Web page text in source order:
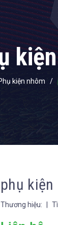
kiện nhôm /
phụ kiện
Thương hiệu: